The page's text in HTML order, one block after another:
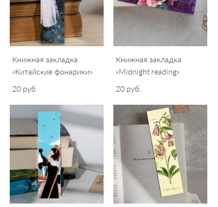
Книжная закладка
«Китайские фонарики»
20 pуб.
Книжная закладка
«Midnight reading»
20 pуб.